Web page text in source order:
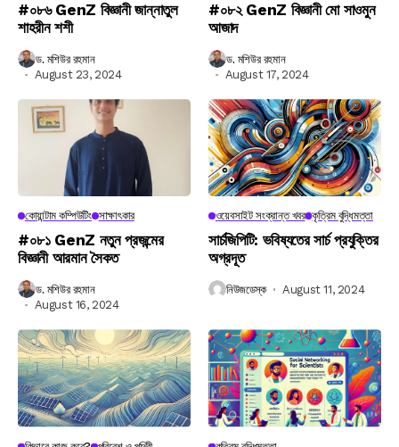
#০৮৬ GenZ বিজ্ঞানী জান্নাতুল
শাহরীন শশী
ড. মশিউর রহমান
August 23, 2024
#০৮২ GenZ বিজ্ঞানী মো সাওমুন
আজাদ
ড. মশিউর রহমান
August 17, 2024
কোয়ান্টাম কম্পিউটিং সাক্ষাৎকার
#০৮১ GenZ নতুন প্রজন্মের
বিজ্ঞানী আরমান সৈকত
ড. মশিউর রহমান
August 16, 2024
ওয়েবসাইট সংক্রান্ত খবর কৃত্রিম বুদ্ধিমত্তা
সার্চজিপিটি: ভবিষ্যতের সার্চ প্রযুক্তির
অগ্রদূত
নিউজডেস্ক August 11, 2024